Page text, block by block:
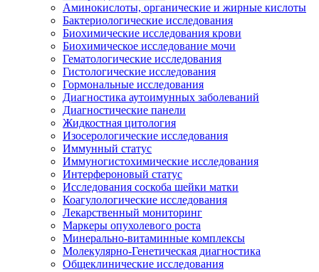
Аминокислоты, органические и жирные кислоты
Бактериологические исследования
Биохимические исследования крови
Биохимическое исследование мочи
Гематологические исследования
Гистологические исследования
Гормональные исследования
Диагностика аутоимунных заболеваний
Диагностические панели
Жидкостная цитология
Изосерологические исследования
Иммунный статус
Иммуногистохимические исследования
Интерфероновый статус
Исследования соскоба шейки матки
Коагулологические исследования
Лекарственный мониторинг
Маркеры опухолевого роста
Минерально-витаминные комплексы
Молекулярно-Генетическая диагностика
Общеклинические исследования